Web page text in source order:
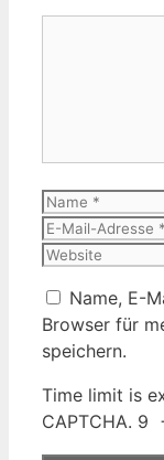
Name
Name, E-
Browser für
speichern.
Time limit is
CAPTCHA. 9